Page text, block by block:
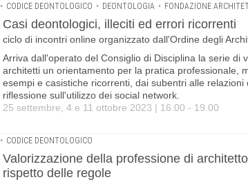
• CODICE DEONTOLOGICO • DEONTOLOGIA • FONDAZIONE
Casi deontologici, illeciti ed errori ricorrenti
ciclo di incontri online organizzato dall'Ordine degli
Arriva dall'operato del Consiglio di Disciplina la serie di
architetti un orientamento per la pratica professionale,
esempi e casistiche ricorrenti, dai subentri alle
riflessione sull'utilizzo dei social network.
25 settembre, 4 e 11 ottobre 2023 | 16.00 - 19.00
• CODICE DEONTOLOGICO
Valorizzazione della professione di
rispetto delle regole